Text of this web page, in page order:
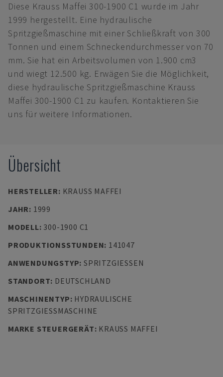
Diese Krauss Maffei 300-1900 C1 wurde im Jahr
1999 hergestellt. Eine hydraulische
Spritzgießmaschine mit einer Schließkraft von 300
Tonnen und einem Schneckendurchmesser von 70
mm. Sie hat ein Arbeitsvolumen von 1.900 cm3
und wiegt 12.500 kg. Erwägen Sie die Möglichkeit,
diese hydraulische Spritzgießmaschine Krauss
Maffei 300-1900 C1 zu kaufen. Kontaktieren Sie
uns für weitere Informationen.
Übersicht
HERSTELLER: KRAUSS MAFFEI
JAHR: 1999
MODELL: 300-1900 C1
PRODUKTIONSSTUNDEN: 141047
ANWENDUNGSTYP: SPRITZGIESSEN
STANDORT: DEUTSCHLAND
MASCHINENTYP: HYDRAULISCHE
SPRITZGIESSMASCHINE
MARKE STEUERGERÄT: KRAUSS MAFFEI